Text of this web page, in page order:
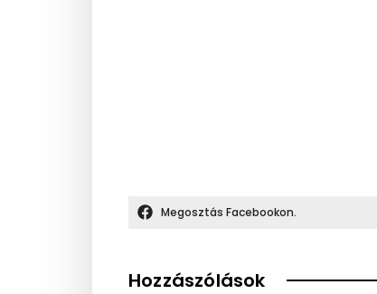
Megosztás Facebookon.
Hozzászólások